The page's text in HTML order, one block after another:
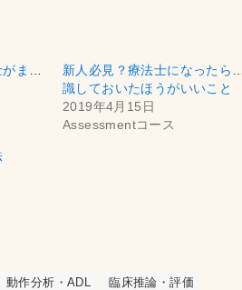
まず
新人必見？療法士になったら
識しておいたほうがいいこと
2019年4月15日
Assessmentコース
動作分析・ADL
臨床推論・評価